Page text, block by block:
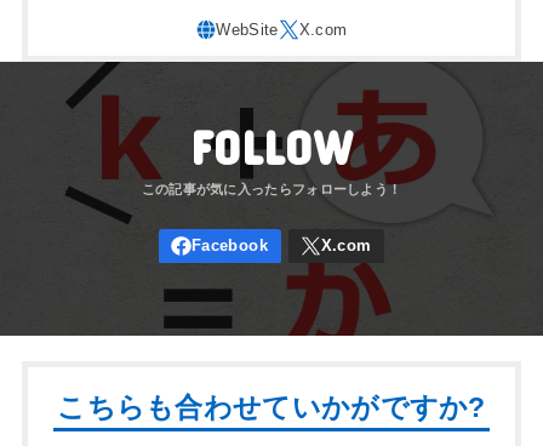
FOLLOW
こちらも合わせていかがですか?